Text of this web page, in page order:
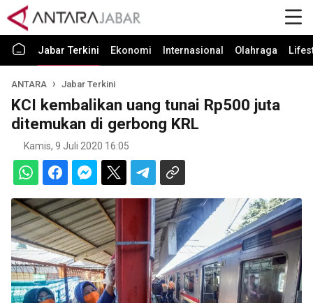
Jabar Terkini Ekonomi Internasional Olahraga
ANTARA Jabar Terkini
KCI kembalikan uang tunai Rp500 juta
ditemukan di gerbong KRL
Kamis, 9 Juli 2020 16:05